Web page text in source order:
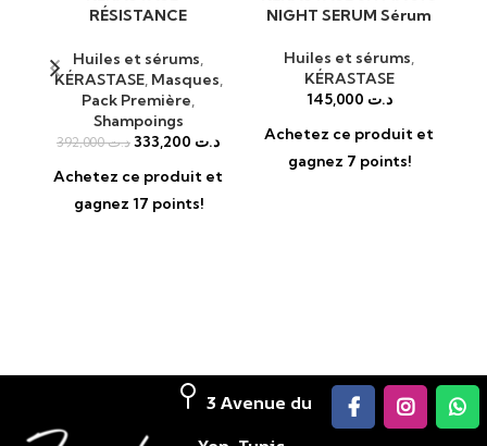
RÉSISTANCE
Huiles et sérums,
KÉRASTASE, Masques,
Pack Première,
Shampoings
د.ت392,000 د.ت
Achetez ce produit et
gagnez 17 points!
NIGHT SERUM Sérum
Huiles et sérums,
KÉRASTASE
د.ت
Achetez ce produit et
gagnez 7 points!
3 Avenue du